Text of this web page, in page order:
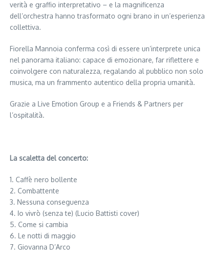
verità e graffio interpretativo – e la magnificenza
dell’orchestra hanno trasformato ogni brano in un’esperienza
collettiva.
Fiorella Mannoia conferma così di essere un’interprete unica
nel panorama italiano: capace di emozionare, far riflettere e
coinvolgere con naturalezza, regalando al pubblico non solo
musica, ma un frammento autentico della propria umanità.
Grazie a Live Emotion Group e a Friends & Partners per
l’ospitalità.
La scaletta del concerto:
1. Caffè nero bollente
2. Combattente
3. Nessuna conseguenza
4. Io vivrò (senza te) (Lucio Battisti cover)
5. Come si cambia
6. Le notti di maggio
7. Giovanna D’Arco